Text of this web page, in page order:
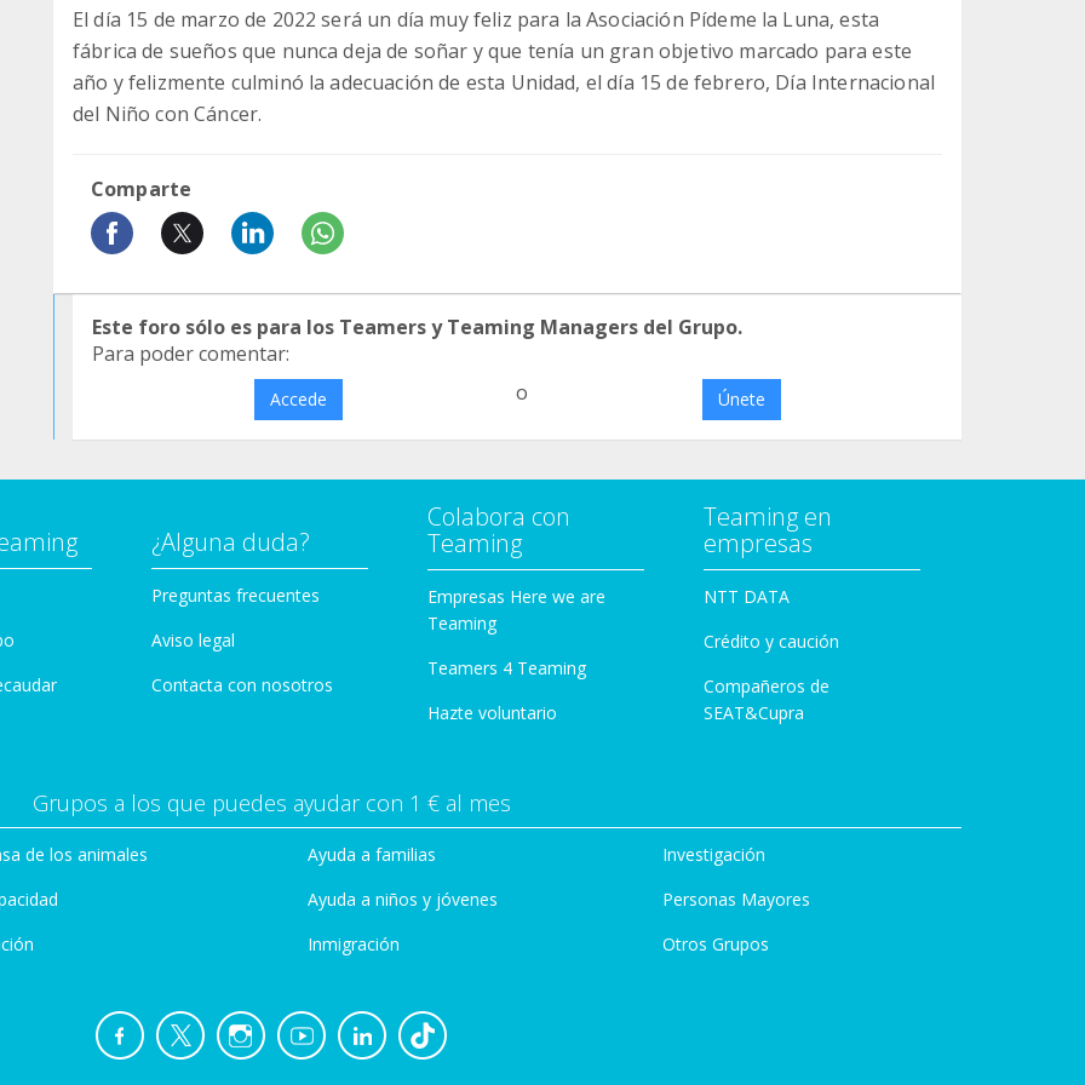
El día 15 de marzo de 2022 será un día muy feliz para la Asociación Pídeme la Luna, esta
fábrica de sueños que nunca deja de soñar y que tenía un gran objetivo marcado para este
año y felizmente culminó la adecuación de esta Unidad, el día 15 de febrero, Día Internacional
del Niño con Cáncer.
Comparte
Este foro sólo es para los Teamers y Teaming Managers del Grupo.
Para poder comentar:
Accede o Únete
¿Alguna duda?
Preguntas frecuentes
Aviso legal
Contacta con nosotros
Colabora con
Teaming
Empresas Here we are
Teaming
Teamers 4 Teaming
Hazte voluntario
Teaming en
empresas
NTT DATA
Crédito y caución
Compañeros de
SEAT&Cupra
Grupos a los que puedes ayudar con 1 € al mes
de los animales
Ayuda a familias
Ayuda a niños y jóvenes
Inmigración
Investigación
Personas Mayores
Otros Grupos